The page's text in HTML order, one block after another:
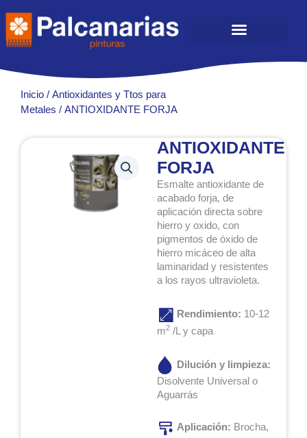
contenido
Inicio / Antioxidantes y Ttos para
Metales / ANTIOXIDANTE FORJA
ANTIOXIDANTE
FORJA
Esmalte antioxidante de
acabado forja, de
aplicación directa sobre
hierro y oxido, con
pigmentos de óxido de
hierro micáceo de alta
laminaridad y resistentes
a los rayos ultravioleta.
Rendimiento: 10-12
m2 /L y capa
Dilución y limpieza:
Disolvente Universal o
Aguarrás
Aplicación: Brocha,